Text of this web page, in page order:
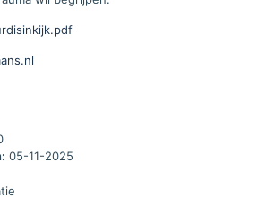
05-11-2025